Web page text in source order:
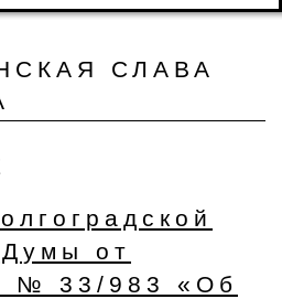
СЛАВА
от
№ 33/983 «Об